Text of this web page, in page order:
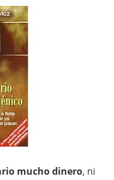
mucho dinero, ni